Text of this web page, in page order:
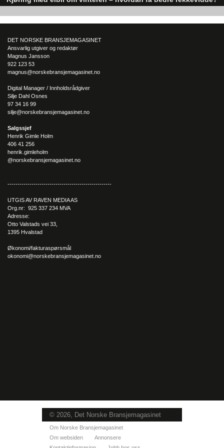
DET NORSKE BRANSJEMAGASINET
Ansvarlig utgiver og redaktør
Magnus Jansson
922 123 53
magnus@norskebransjemagasinet.no
Digital Manager / Innholdsrådgiver
Silje Dahl Osnes
97 34 16 99
silje@norskebransjemagasinet.no
Salgssjef
Henrik Gimle Holm
406 41 256
henrik.gimleholm
@norskebransjemagasinet.no
----------------------------------------------------
UTGIS AV RAVEN MEDIA AS
Org.nr: 925 337 234 MVA
Adresse:
Otto Valstads vei 33,
1395 Hvalstad
Økonomi/fakturaspørsmål
okonomi@norskebransjemagasinet.no
© 2026, Det Norske Bransjemagasinet
Om Norske Bransjemagasinet
Om websiden
Annonsere